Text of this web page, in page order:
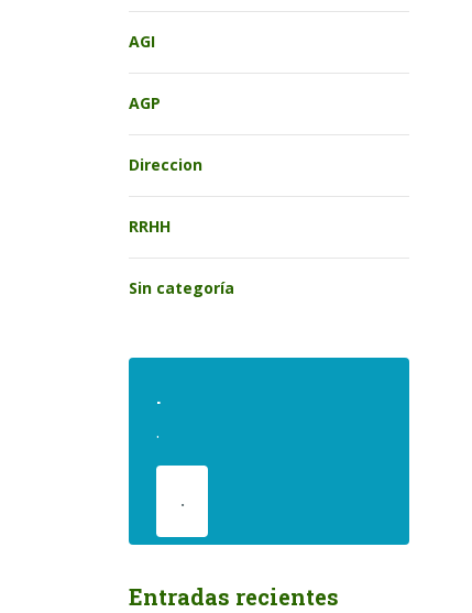
AGI
AGP
Direccion
RRHH
Sin categoría
.
.
.
Entradas recientes